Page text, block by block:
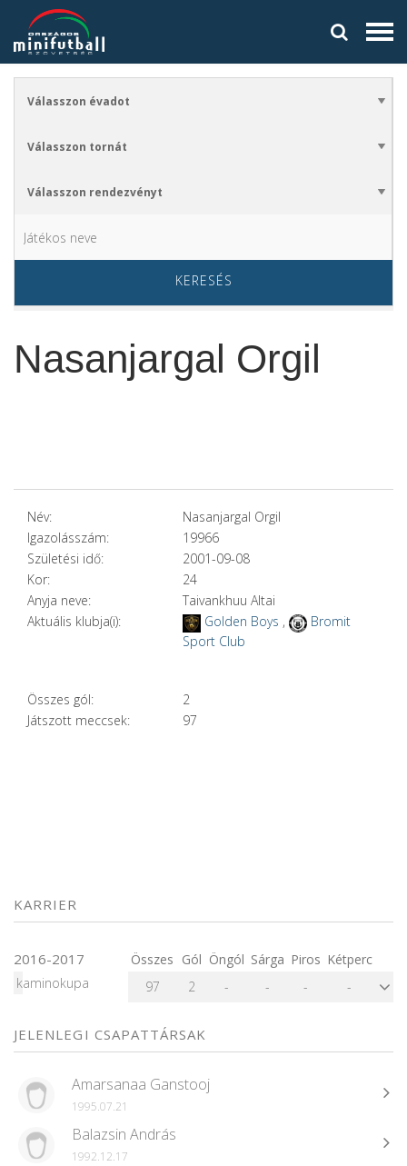
KERESÉS
Nasanjargal Orgil
Név:
Nasanjargal Orgil
Igazolásszám:
19966
Születési idő:
2001-09-08
Kor:
24
Anyja neve:
Taivankhuu Altai
Aktuális klubja(i):
Golden Boys ,
Bromit
Sport Club
Összes gól:
2
Játszott meccsek:
97
KARRIER
2016-2017 Összes Gól Öngól Sárga Piros Kétperc
kaminokupa
97 2 - - - -
JELENLEGI CSAPATTÁRSAK
Amarsanaa Ganstooj
1995.07.21
Balazsin András
1992.12.17